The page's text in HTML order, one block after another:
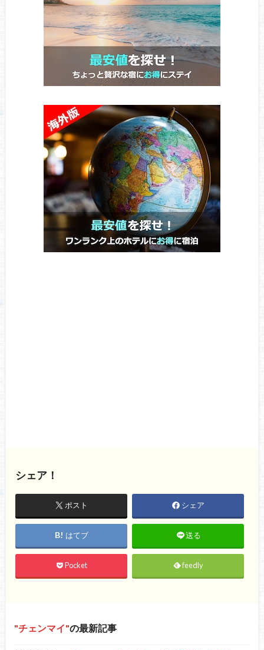
シェア！
ポスト シェア
はてブ 送る
Pocket feedly
チェンマイ の最新記事